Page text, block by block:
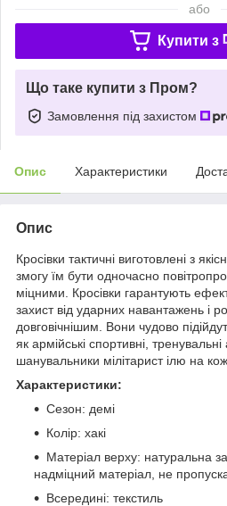
або
Купити з
Що таке купити з Пром?
Замовлення під захистом
Опис Характеристики
Опис
Кросівки тактичні виготовлені з
змогу їм бути одночасно
міцними. Кросівки гарантують
захист від ударних навантажень і
довговічнішим. Вони чудово
як армійські спортивні,
шанувальники мілітарист ілю на
Характеристики:
Сезон: демі
Колір: хакі
Матеріал верху: натуральна
надміцний матеріал, не
Всередині: текстиль